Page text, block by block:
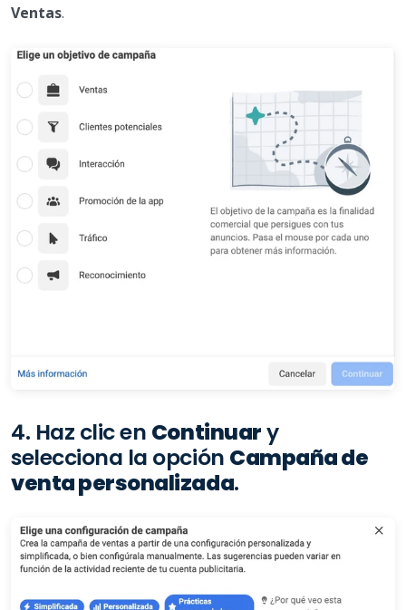
Ventas.
4. Haz clic en Continuary
selecciona la opción Campaña de
venta personalizada.